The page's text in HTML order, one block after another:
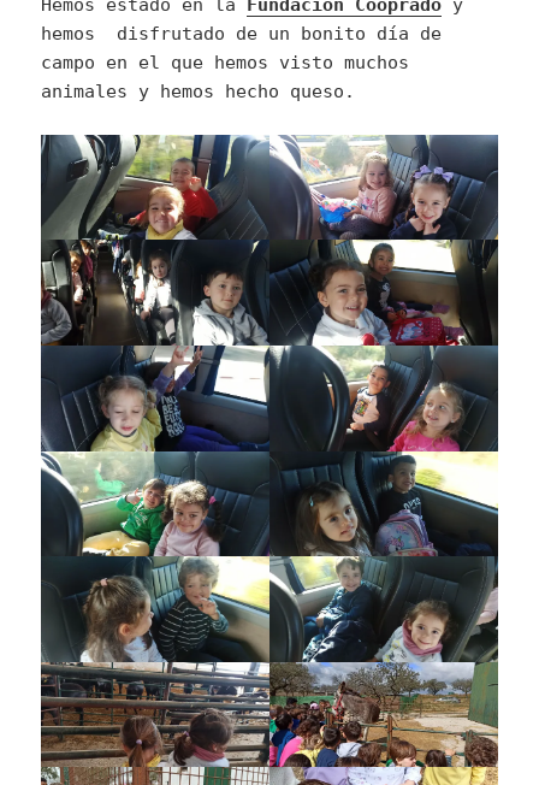
Hemos estado en la Fundación Cooprado y
hemos disfrutado de un bonito día de
campo en el que hemos visto muchos
animales y hemos hecho queso.